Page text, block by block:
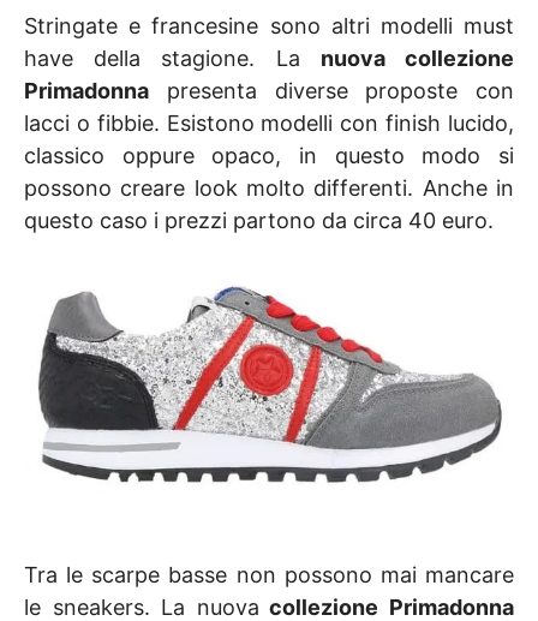
Stringate e francesine sono altri modelli must
have della stagione. La nuova collezione
Primadonna presenta diverse proposte con
lacci o fibbie. Esistono modelli con finish lucido,
classico oppure opaco, in questo modo si
possono creare look molto differenti. Anche in
questo caso i prezzi partono da circa 40 euro.
Tra le scarpe basse non possono mai mancare
le sneakers. La nuova collezione Primadonna